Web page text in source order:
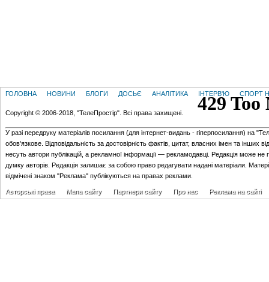
ГОЛОВНА НОВИНИ БЛОГИ ДОСЬЄ АНАЛІТИКА ІНТЕРВ'Ю СПОРТ
Copyright © 2006-2018, "ТелеПростір". Всі права захищені.
У разі передруку матеріалів посилання (для iнтернет-видань - гiперпосилання) на
обов'язкове. Відповідальність за достовірність фактів, цитат, власних імен та інших
несуть автори публікацій, а рекламної інформації — рекламодавці. Редакція може не
думку авторів. Редакція залишає за собою право редагувати надані матеріали.
відмічені знаком "Реклама" публікуються на правах реклами.
Авторські права Мапа сайту Партнери сайту Про нас Реклама на сайті